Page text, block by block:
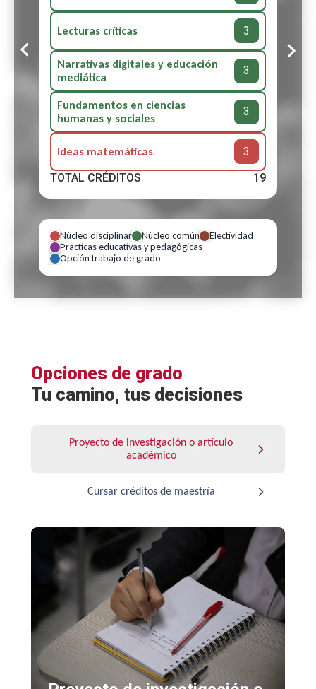
Lecturas críticas 3
Narrativas digitales y educación
mediática
3
Fundamentos en ciencias
humanas y sociales
3
Ideas matemáticas
3
TOTAL CRÉDITOS
19
Núcleo disciplinar Núcleo común
Electividad
Practicas educativas y pedagógicas
Opción trabajo de grado
Opciones de grado
Tu camino, tus decisiones
Proyecto de investigación o artículo
académico
Cursar créditos de maestría